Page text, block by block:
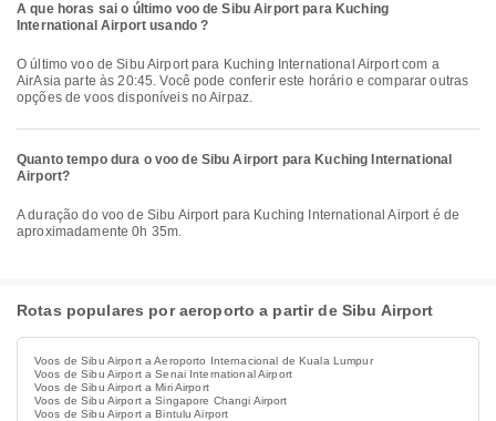
A que horas sai o último voo de Sibu Airport para Kuching
International Airport usando ?
O último voo de Sibu Airport para Kuching International Airport com a
AirAsia parte às 20:45. Você pode conferir este horário e comparar outras
opções de voos disponíveis no Airpaz.
Quanto tempo dura o voo de Sibu Airport para Kuching International
Airport?
A duração do voo de Sibu Airport para Kuching International Airport é de
aproximadamente 0h 35m.
Rotas populares por aeroporto a partir de Sibu Airport
Voos de Sibu Airport a Aeroporto Internacional de Kuala Lumpur
Voos de Sibu Airport a Senai International Airport
Voos de Sibu Airport a Miri Airport
Voos de Sibu Airport a Singapore Changi Airport
Voos de Sibu Airport a Bintulu Airport